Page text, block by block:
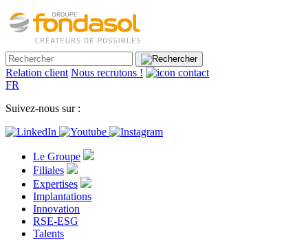
Relation client Nous recrutons !
FR
Suivez-nous sur :
Le Groupe
Filiales
Expertises
Implantations
Innovation
RSE-ESG
Talents